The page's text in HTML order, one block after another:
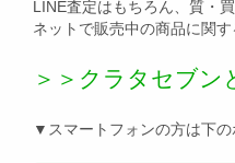
LINE査定はもちろん、質・
ネットで販売中の商品に関
＞＞クラタセブン
▼スマートフォンの方は下